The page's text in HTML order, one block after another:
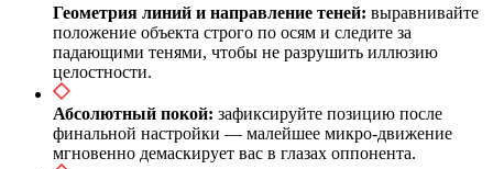
Геометрия линий и направление теней: выравнивайте
положение объекта строго по осям и следите за
падающими тенями, чтобы не разрушить иллюзию
целостности.
Абсолютный покой: зафиксируйте позицию после
финальной настройки — малейшее микро-движение
мгновенно демаскирует вас в глазах оппонента.